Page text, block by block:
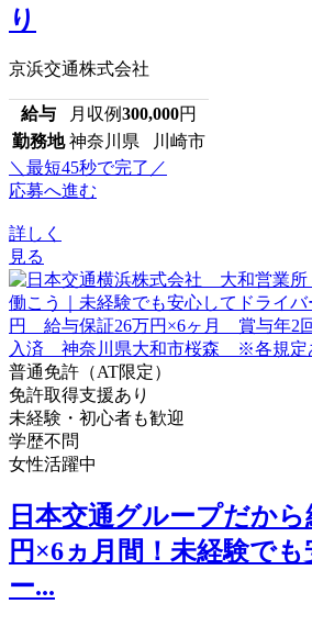
り
京浜交通株式会社
給与 月収例300,000円
勤務地 神奈川県 川崎市
＼最短45秒で完了／
応募へ進む
詳しく
見る
普通免許（AT限定）
免許取得支援あり
未経験・初心者も歓迎
学歴不問
女性活躍中
日本交通グループだか
円×6ヵ月間！未経験で
ー...